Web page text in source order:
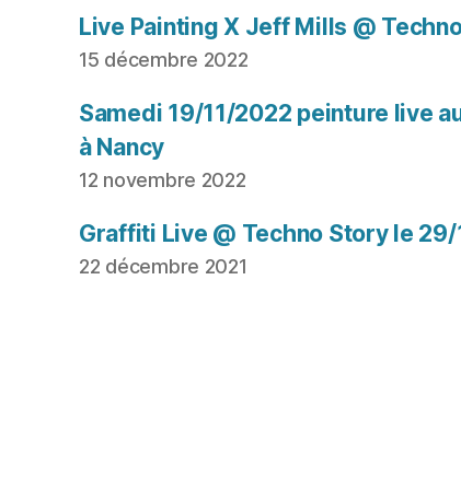
Live Painting X Jeff Mills @
15 décembre 2022
Samedi 19/11/2022 peinture live
à Nancy
12 novembre 2022
Graffiti Live @ Techno Story le
22 décembre 2021